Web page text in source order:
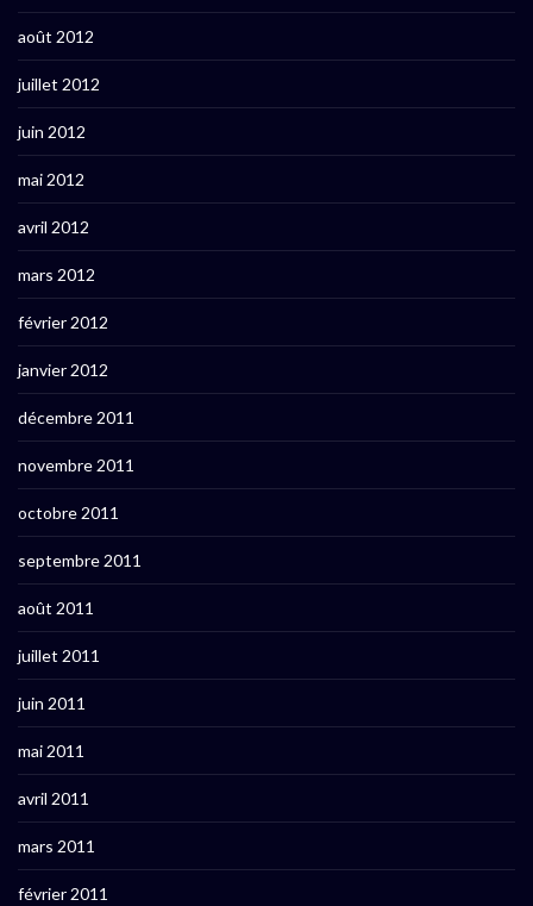
août 2012
juillet 2012
juin 2012
mai 2012
avril 2012
mars 2012
février 2012
janvier 2012
décembre 2011
novembre 2011
octobre 2011
septembre 2011
août 2011
juillet 2011
juin 2011
mai 2011
avril 2011
mars 2011
février 2011